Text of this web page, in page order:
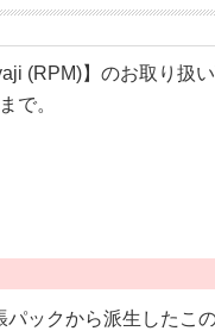
(RPM)】のお取り扱い
で。
ックから派生したこ